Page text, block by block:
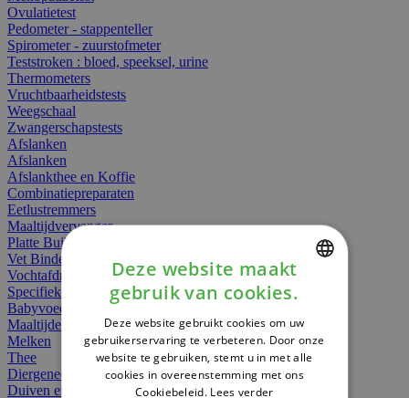
Ovulatietest
Pedometer - stappenteller
Spirometer - zuurstofmeter
Teststroken : bloed, speeksel, urine
Thermometers
Vruchtbaarheidstests
Weegschaal
Zwangerschapstests
Afslanken
Afslanken
Afslankthee en Koffie
Combinatiepreparaten
Eetlustremmers
Maaltijdvervanger
Platte Buik
Vet Binders
Vochtafdrijvers
Specifieke Voeding
Babyvoeding
Maaltijden
Melken
Thee
Diergeneesmiddelen
Duiven en vogels
DUTCH
FRENCH
ENGLISH
Deze website maakt
gebruik van cookies.
Deze website gebruikt cookies om uw
gebruikerservaring te verbeteren. Door onze
website te gebruiken, stemt u in met alle
cookies in overeenstemming met ons
Cookiebeleid. Lees verder